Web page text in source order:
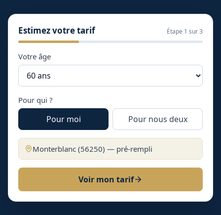
Estimez votre tarif Étape 1 sur 3
Votre âge
Pour qui ?
Pour moi Pour nous deux
Monterblanc (56250) — pré-rempli
Voir mon tarif